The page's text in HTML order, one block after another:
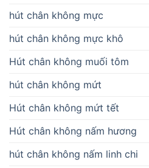
hút chân không mực
hút chân không mực khô
Hút chân không muối tôm
hút chân không mứt
Hút chân không mứt tết
Hút chân không nấm hương
hút chân không nấm linh chi